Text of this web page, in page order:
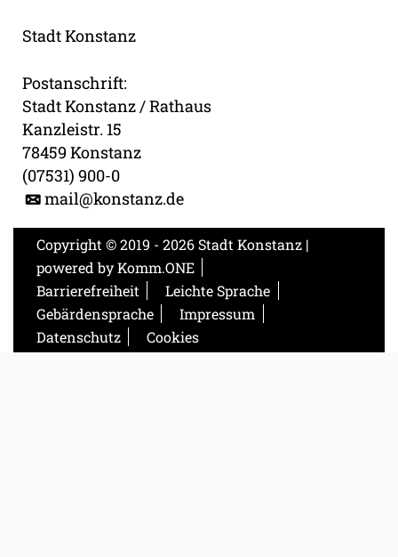
Stadt Konstanz
Postanschrift:
Stadt Konstanz / Rathaus
Kanzleistr. 15
78459 Konstanz
(07531) 900-0
mail@konstanz.de
Copyright © 2019 - 2026 Stadt Konstanz |
powered byKomm.ONE
Barrierefreiheit
Leichte Sprache
Gebärdensprache
Impressum
Datenschutz
Cookies